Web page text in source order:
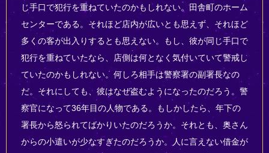
じ手口で犯行を重ねていたのかもしれない。田舎町のホーム
センターである。それほど店内が広いとも思えず、それほど
多くの客が出入りするとも思えない。もし、彼が同じ手口で
犯行を重ねていたなら、店側は何となく気付いていて警戒し
ていたのかもしれない。何しろ相手は警察署の副署長なの
だ。それにしても、彼はなぜ盗むようになったのだろう。警
察官になって36年目の人物である。もしかしたら、年下の
署長から怒られてばかりいたのだろうか。それとも、奥さん
からの小遣いが少なすぎたのだろうか。人に言えない借金が